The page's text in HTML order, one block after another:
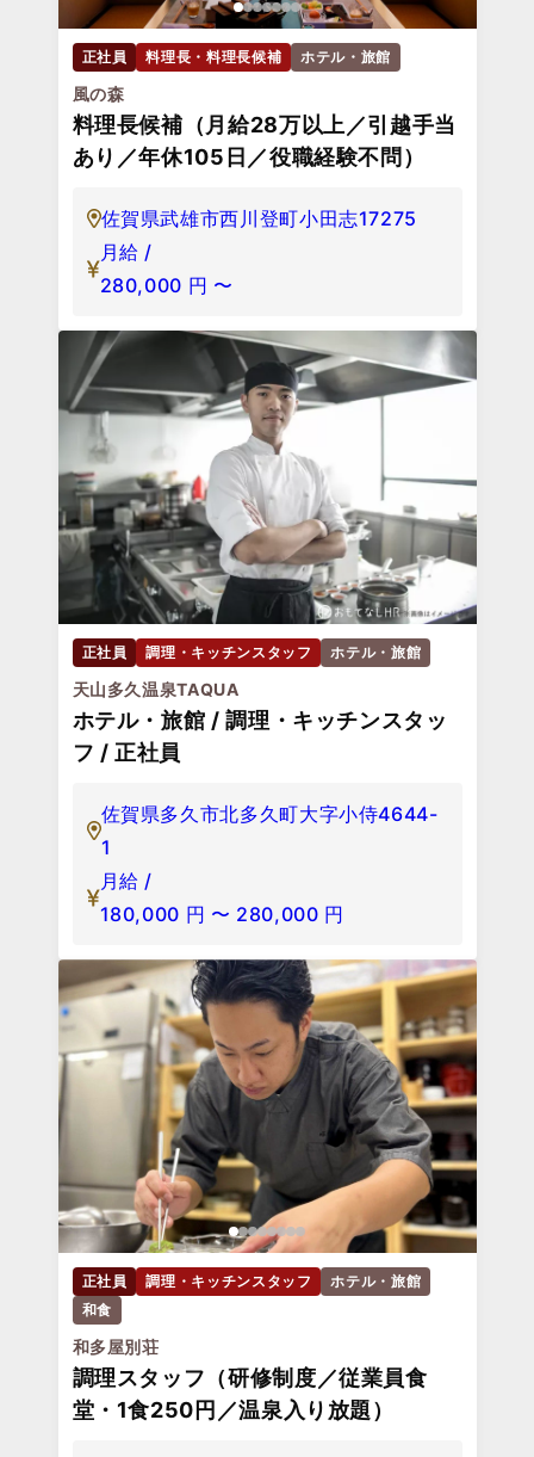
正社員 料理長・料理長候補 ホテル・旅館
風の森
料理長候補（月給28万以上／引越手当
あり／年休105日／役職経験不問）
佐賀県武雄市西川登町小田志17275
月給 /
280,000 円 〜
正社員 調理・キッチンスタッフ ホテル・旅館
天山多久温泉TAQUA
ホテル・旅館 / 調理・キッチンスタッ
フ / 正社員
佐賀県多久市北多久町大字小侍4644-
1
月給 /
180,000 円 〜 280,000 円
正社員 調理・キッチンスタッフ
ホテル・旅館
和食
和多屋別荘
調理スタッフ（研修制度／従業員食
堂・1食250円／温泉入り放題）